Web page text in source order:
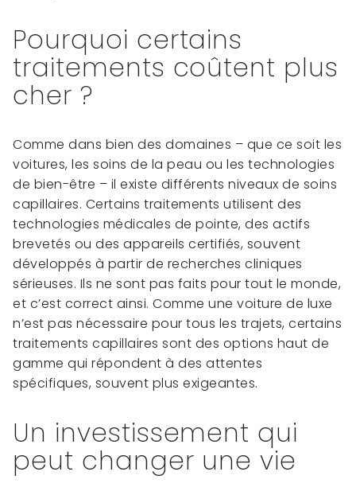
Pourquoi certains
traitements coûtent plus
cher ?
Comme dans bien des domaines – que ce soit les
voitures, les soins de la peau ou les technologies
de bien-être – il existe différents niveaux de soins
capillaires. Certains traitements utilisent des
technologies médicales de pointe, des actifs
brevetés ou des appareils certifiés, souvent
développés à partir de recherches cliniques
sérieuses. Ils ne sont pas faits pour tout le monde,
et c’est correct ainsi. Comme une voiture de luxe
n’est pas nécessaire pour tous les trajets, certains
traitements capillaires sont des options haut de
gamme qui répondent à des attentes
spécifiques, souvent plus exigeantes.
Un investissement qui
peut changer une vie